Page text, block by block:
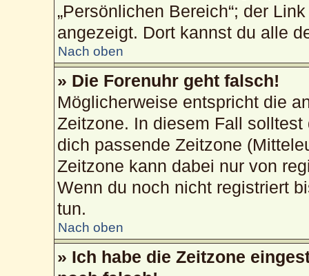
„Persönlichen Bereich“; der
angezeigt. Dort kannst du alle
Nach oben
» Die Forenuhr geht falsch!
Möglicherweise entspricht die
Zeitzone. In diesem Fall solltest
dich passende Zeitzone
Zeitzone kann dabei nur von
Wenn du noch nicht registriert
tun.
Nach oben
» Ich habe die Zeitzone